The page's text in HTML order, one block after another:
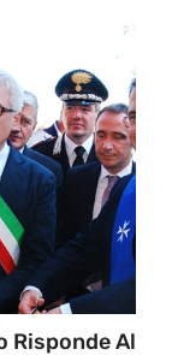
Risponde Al